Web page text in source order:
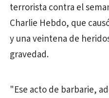
terrorista contra el
Charlie Hebdo, que
y una veintena de
gravedad.
"Ese acto de barbarie,